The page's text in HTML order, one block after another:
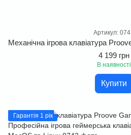
Артикул:
4 199 грн
В наявності
Купити
Гарантія 1 рік